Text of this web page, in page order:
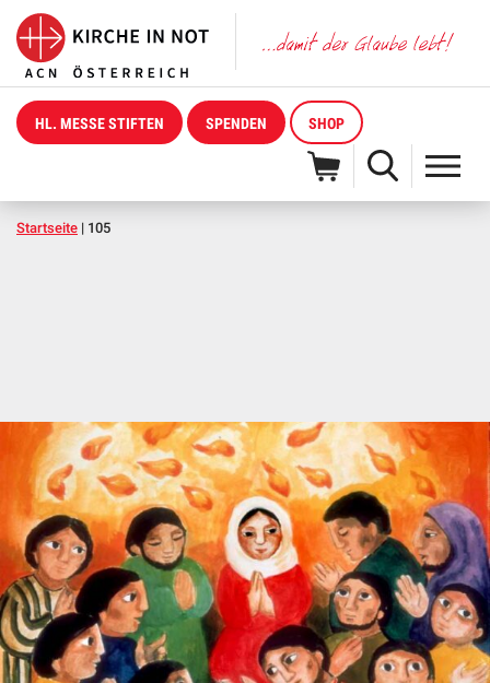
HL. MESSE STIFTEN SPENDEN SHOP
Startseite | 105